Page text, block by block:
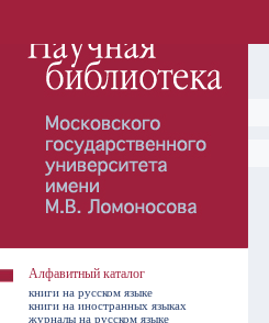
Алфавитный каталог
книги на русском языке
книги на иностранных языках
журналы на русском языке